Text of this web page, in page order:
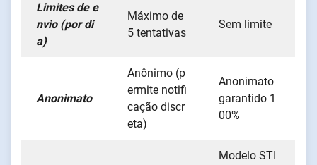
Limites de e
nvio (por di
a)
Máximo de
5 tentativas
Sem limite
Anonimato
Anônimo (p
ermite notifi
cação discr
eta)
Anonimato
garantido 1
00%
Modelo STI